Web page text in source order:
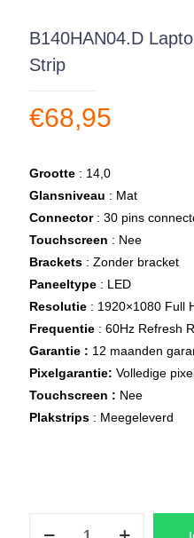
B140HAN04.D
Strip
€68,95
Grootte : 14,0
Glansniveau : Mat
Connector: 30 pins
Touchscreen : Nee
Brackets : Zonder bracket
Paneeltype : LED
Resolutie : 1920×1080 Full
Frequentie : 60Hz Refresh
Garantie : 12 maanden
Pixelgarantie: Volledige
Touchscreen : Nee
Plakstrips : Meegeleverd